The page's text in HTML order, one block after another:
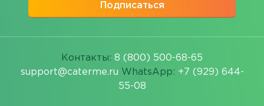
Подписаться
Контакты: 8 (800) 500-68-65
support@caterme.ru WhatsApp: +7 (929) 644-
55-08